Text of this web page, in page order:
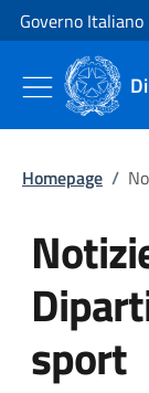
Vai al contenuto
Vai alla navigazione
Governo Italiano
Homepage /
sport